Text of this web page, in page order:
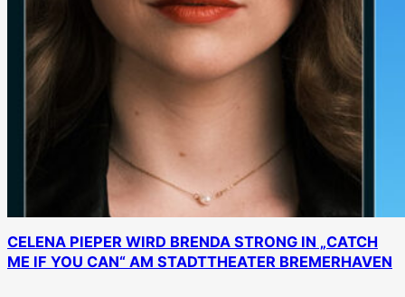
CELENA PIEPER WIRD BRENDA STRONG IN „CATCH
ME IF YOU CAN“ AM STADTTHEATER BREMERHAVEN